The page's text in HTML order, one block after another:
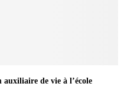
de vie à l’école